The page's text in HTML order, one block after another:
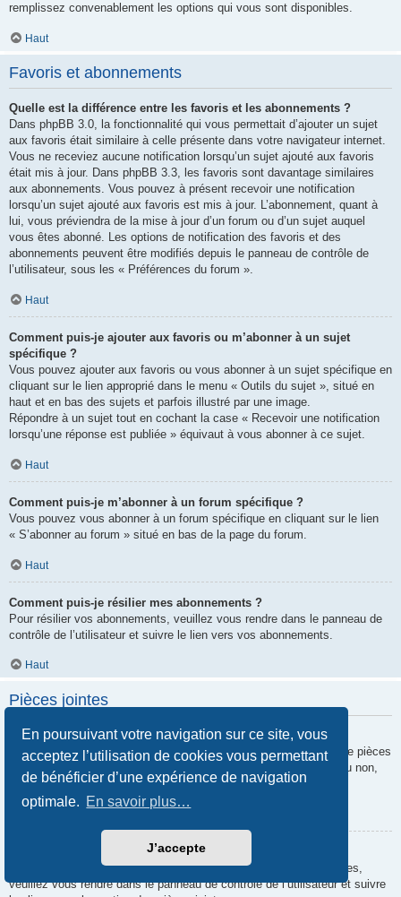
En poursuivant votre navigation sur ce site, vous
acceptez l’utilisation de cookies vous permettant
de bénéficier d’une expérience de navigation
optimale. En savoir plus…
J’accepte
remplissez convenablement les options qui vous sont disponibles.
Haut
Favoris et abonnements
Quelle est la différence entre les favoris et les abonnements ?
Dans phpBB 3.0, la fonctionnalité qui vous permettait d’ajouter un sujet
aux favoris était similaire à celle présente dans votre navigateur internet.
Vous ne receviez aucune notification lorsqu’un sujet ajouté aux favoris
était mis à jour. Dans phpBB 3.3, les favoris sont davantage similaires
aux abonnements. Vous pouvez à présent recevoir une notification
lorsqu’un sujet ajouté aux favoris est mis à jour. L’abonnement, quant à
lui, vous préviendra de la mise à jour d’un forum ou d’un sujet auquel
vous êtes abonné. Les options de notification des favoris et des
abonnements peuvent être modifiés depuis le panneau de contrôle de
l’utilisateur, sous les « Préférences du forum ».
Haut
Comment puis-je ajouter aux favoris ou m’abonner à un sujet
spécifique ?
Vous pouvez ajouter aux favoris ou vous abonner à un sujet spécifique en
cliquant sur le lien approprié dans le menu « Outils du sujet », situé en
haut et en bas des sujets et parfois illustré par une image.
Répondre à un sujet tout en cochant la case « Recevoir une notification
lorsqu’une réponse est publiée » équivaut à vous abonner à ce sujet.
Haut
Comment puis-je m’abonner à un forum spécifique ?
Vous pouvez vous abonner à un forum spécifique en cliquant sur le lien
« S’abonner au forum » situé en bas de la page du forum.
Haut
Comment puis-je résilier mes abonnements ?
Pour résilier vos abonnements, veuillez vous rendre dans le panneau de
contrôle de l’utilisateur et suivre le lien vers vos abonnements.
Haut
Pièces jointes
Quelles pièces jointes sont autorisées sur ce forum ?
Chaque administrateur peut autoriser ou interdire certains types de pièces
jointes. Si vous n’êtes pas certain de savoir ce qui est autorisé ou non,
nous vous invitons à contacter un administrateur du forum.
Comment puis-je retrouver toutes mes pièces jointes ?
Pour retrouver la liste des pièces jointes que vous avez transférées,
veuillez vous rendre dans le panneau de contrôle de l’utilisateur et suivre